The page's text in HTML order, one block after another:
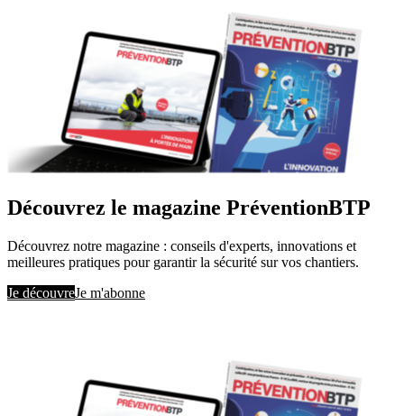
Découvrez le magazine PréventionBTP
Découvrez notre magazine : conseils d'experts, innovations et
meilleures pratiques pour garantir la sécurité sur vos chantiers.
Je découvreJe m'abonne